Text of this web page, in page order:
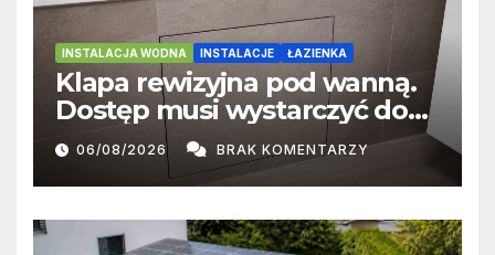
INSTALACJA WODNA INSTALACJE ŁAZIENKA
Klapa rewizyjna pod wanną.
Dostęp musi wystarczyć do
naprawy, a nie tylko do
zajrzenia
06/08/2026 BRAK KOMENTARZY